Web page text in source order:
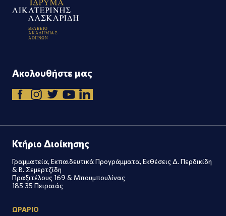
ΒΡΑΒΕΙΟ
ΑΚΑΔΗΜΙΑ Σ
Α ΘΗΝΩΝ
Ακολουθήστε μας
Κτήριο Διοίκησης
Γραμματεία, Εκπαιδευτικά Προγράμματα, Εκθέσεις Δ. Περδικίδη
& Β. Σεμερτζίδη
Πραξιτέλους 169 & Μπουμπουλίνας
185 35 Πειραιάς
ΩΡΑΡΙΟ